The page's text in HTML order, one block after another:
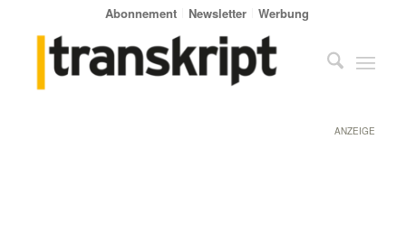
Abonnement Newsletter Werbung
ANZEIGE